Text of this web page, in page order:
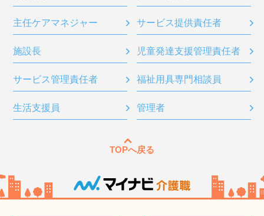
主任ケアマネジャー サービス提供責任者
施設長 児童発達支援管理責任者
サービス管理責任者 福祉用具専門相談員
生活支援員 管理者
TOPへ戻る